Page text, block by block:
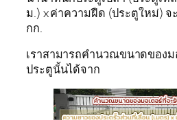
ม.) x ค่าความฝืด (ประตูใหม่) จะ
กก.
เราสามารถคำนวณขนาดของ
ประตูนั้นได้จาก